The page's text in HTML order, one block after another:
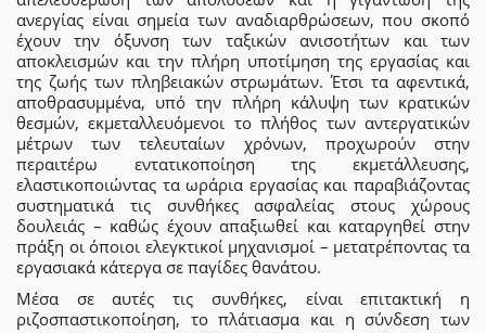
ανεργίας είναι σημεία των αναδιαρθρώσεων, που σκοπό
έχουν την όξυνση των ταξικών ανισοτήτων και των
αποκλεισμών και την πλήρη υποτίμηση της εργασίας και
της ζωής των πληβειακών στρωμάτων. Έτσι τα αφεντικά,
αποθρασυμμένα, υπό την πλήρη κάλυψη των κρατικών
θεσμών, εκμεταλλευόμενοι το πλήθος των αντεργατικών
μέτρων των τελευταίων χρόνων, προχωρούν στην
περαιτέρω εντατικοποίηση της εκμετάλλευσης,
ελαστικοποιώντας τα ωράρια εργασίας και παραβιάζοντας
συστηματικά τις συνθήκες ασφαλείας στους χώρους
δουλειάς – καθώς έχουν απαξιωθεί και καταργηθεί στην
πράξη οι όποιοι ελεγκτικοί μηχανισμοί – μετατρέποντας τα
εργασιακά κάτεργα σε παγίδες θανάτου.
Μέσα σε αυτές τις συνθήκες, είναι επιτακτική η
ριζοσπαστικοποίηση, το πλάτιασμα και η σύνδεση των